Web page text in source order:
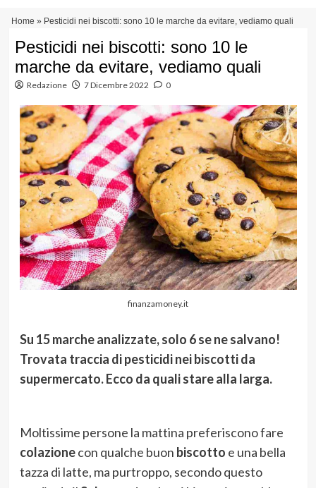
contenuto
Home » Pesticidi nei biscotti: sono 10 le marche da evitare, vediamo quali
Pesticidi nei biscotti: sono 10 le
marche da evitare, vediamo quali
Redazione 7 Dicembre 2022 0
finanzamoney.it
Su 15 marche analizzate, solo 6 se ne salvano!
Trovata traccia di pesticidi nei biscotti da
supermercato. Ecco da quali stare alla larga.
Moltissime persone la mattina preferiscono fare
colazionecon qualche buon biscotto e una bella
tazza di latte, ma purtroppo, secondo questo